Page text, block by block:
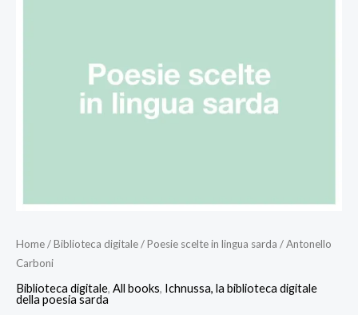
Home/Biblioteca digitale/ Poesie scelte in lingua sarda / Antonello
Carboni
Biblioteca digitale, All books, Ichnussa, la biblioteca digitale
della poesia sarda